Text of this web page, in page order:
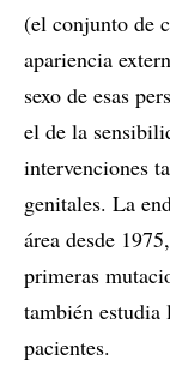
(el conjunto de
apariencia
sexo de esas
el de la
intervenciones
genitales. La
área desde
primeras
también estudia
pacientes.